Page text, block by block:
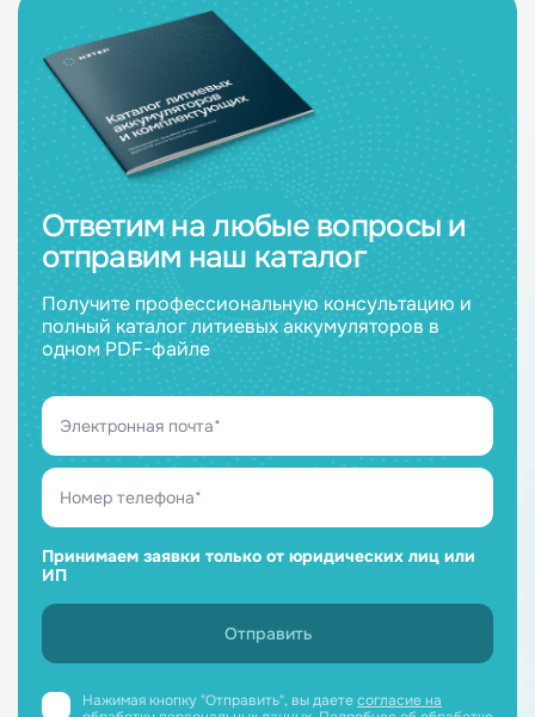
Ответим на любые вопросы и
отправим наш каталог
Получите профессиональную консультацию и
полный каталог литиевых аккумуляторов в
одном PDF-файле
Принимаем заявки только от юридических лиц или
ИП
Нажимая кнопку "Отправить", вы даетесогласие на